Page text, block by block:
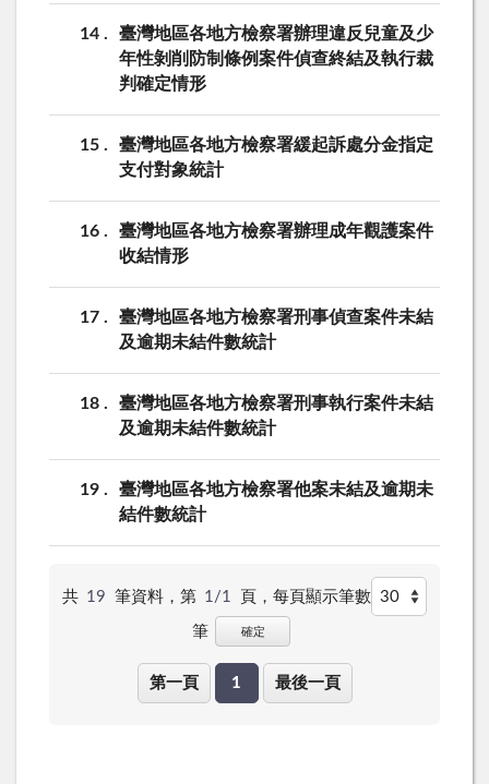
14
臺灣地區各地方檢察署辦理違反兒童及少
年性剝削防制條例案件偵查終結及執行裁
判確定情形
15
臺灣地區各地方檢察署緩起訴處分金指定
支付對象統計
16
臺灣地區各地方檢察署辦理成年觀護案件
收結情形
17
臺灣地區各地方檢察署刑事偵查案件未結
及逾期未結件數統計
18
臺灣地區各地方檢察署刑事執行案件未結
及逾期未結件數統計
19
臺灣地區各地方檢察署他案未結及逾期未
結件數統計
共 19 筆資料，第 1/1 頁， 每頁顯示筆數
筆 確定
第一頁 1 最後一頁